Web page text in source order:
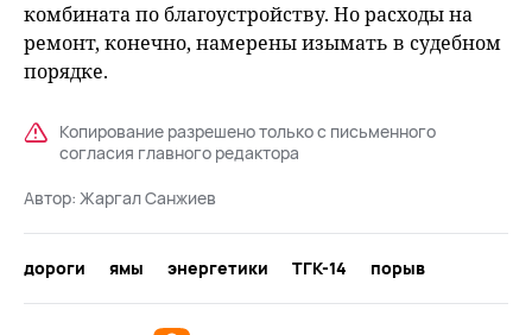
комбината по благоустройству. Но расходы на
ремонт, конечно, намерены изымать в судебном
порядке.
Копирование разрешено только с письменного
согласия главного редактора
Автор: Жаргал Санжиев
дороги ямы энергетики ТГК-14 порыв